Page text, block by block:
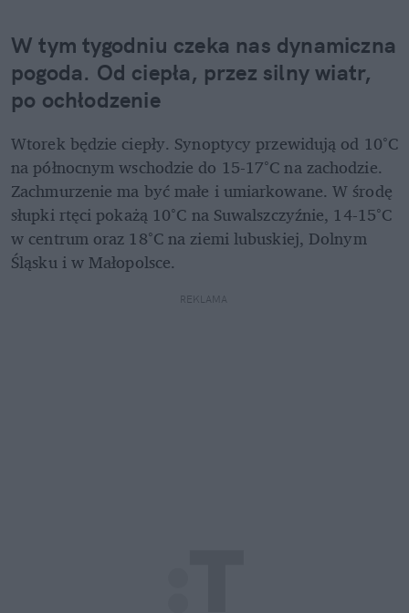
W tym tygodniu czeka nas dynamiczna
pogoda. Od ciepła, przez silny wiatr,
po ochłodzenie
Wtorek będzie ciepły. Synoptycy przewidują od 10°C
na północnym wschodzie do 15-17°C na zachodzie.
Zachmurzenie ma być małe i umiarkowane. W środę
słupki rtęci pokażą 10°C na Suwalszczyźnie, 14-15°C
w centrum oraz 18°C na ziemi lubuskiej, Dolnym
Śląsku i w Małopolsce.
REKLAMA